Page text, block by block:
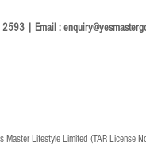
| Email :
Master Lifestyle Limited (TAR License